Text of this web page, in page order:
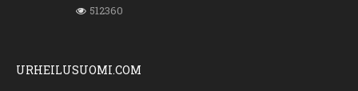
512360
URHEILUSUOMI.COM